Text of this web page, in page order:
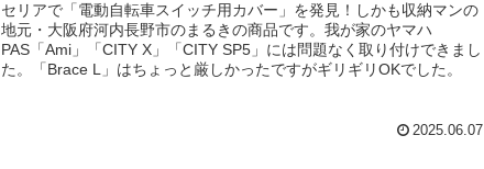
セリアで「電動自転車スイッチ用カバー」を発見！しかも収納マンの
地元・大阪府河内長野市のまるきの商品です。我が家のヤマハ
PAS「Ami」「CITY X」「CITY SP5」には問題なく取り付けできまし
た。「Brace L」はちょっと厳しかったですがギリギリOKでした。
2025.06.07